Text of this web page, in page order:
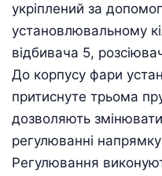
укріплений за
установлювальному
відбивача 5,
До корпусу фари
притиснуте трьома
дозволяють
регулюванні напрямку
Регулювання